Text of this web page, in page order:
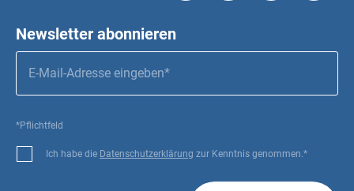
Newsletter abonnieren
*Pflichtfeld
Ich habe die Datenschutzerklärung zur Kenntnis genommen.*